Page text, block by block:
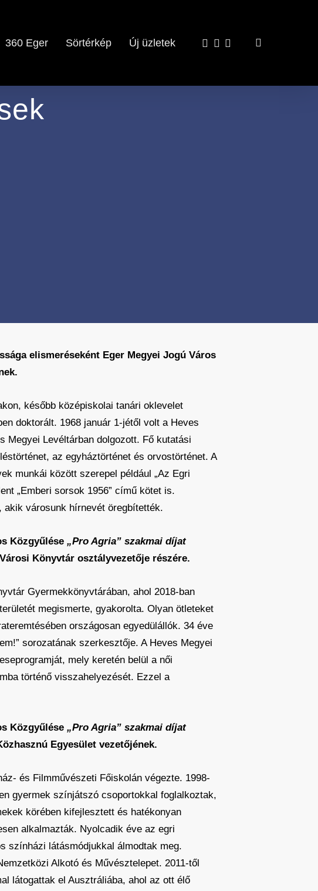
360 Eger Sörtérkép Új üzletek
x- facebook
email
elismeréseként Eger Megyei Jogú Város
később középiskolai tanári oklevelet
doktorált. 1968 január 1-jétől volt a Heves
Megyei Levéltárban dolgozott. Fő kutatási
az egyháztörténet és orvostörténet. A
munkái között szerepel például „Az Egri
„Emberi sorsok 1956” című kötet is.
akik városunk hírnevét öregbítették.
Közgyűlése „Pro Agria” szakmai díjat
Könyvtár osztályvezetője részére.
Gyermekkönyvtárában, ahol 2018-ban
megismerte, gyakorolta. Olyan ötleteket
országosan egyedülállók. 34 éve
sorozatának szerkesztője. A Heves Megyei
mely keretén belül a női
történő visszahelyezését. Ezzel a
Közgyűlése „Pro Agria” szakmai díjat
Egyesület vezetőjének.
és Filmművészeti Főiskolán végezte. 1998-
gyermek színjátszó csoportokkal foglalkoztak,
körében kifejlesztett és hatékonyan
alkalmazták. Nyolcadik éve az egri
színházi látásmódjukkal álmodtak meg.
Alkotó és Művésztelepet. 2011-től
látogattak el Ausztráliába, ahol az ott élő